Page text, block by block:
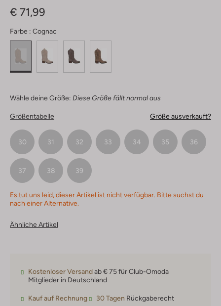
€ 71,99
Farbe : Cognac
Wähle deine Größe: Diese Größe fällt normal aus
Größentabelle Größe ausverkauft?
30 31 32 33 34 35 36
37 38 39
Es tut uns leid, dieser Artikel ist nicht verfügbar. Bitte suchst du
nach einer Alternative.
Ähnliche Artikel
Kostenloser Versandab € 75 für Club-Omoda
Mitglieder in Deutschland
Kauf auf Rechnung 30 Tagen Rückgaberecht